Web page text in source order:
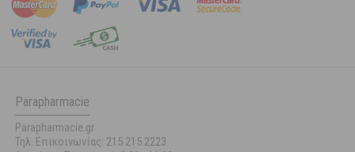
Parapharmacie
Parapharmacie.gr
Τηλ. Επικοινωνίας: 215 215 2223